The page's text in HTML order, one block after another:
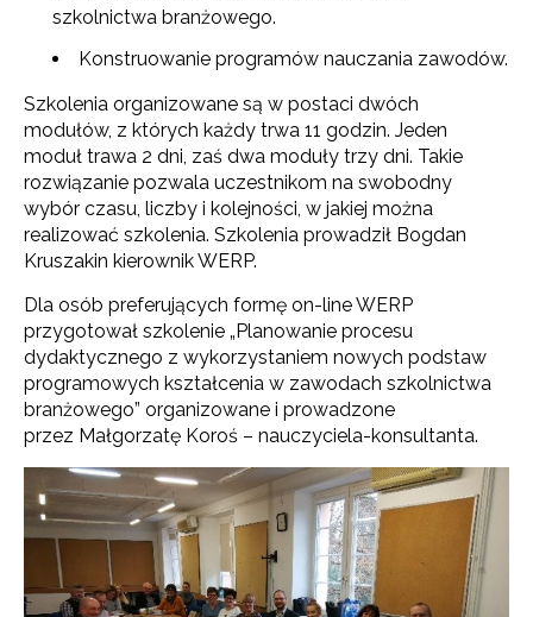
szkolnictwa branżowego.
Konstruowanie programów nauczania zawodów.
Szkolenia organizowane są w postaci dwóch
modułów, z których każdy trwa 11 godzin. Jeden
moduł trawa 2 dni, zaś dwa moduły trzy dni. Takie
rozwiązanie pozwala uczestnikom na swobodny
wybór czasu, liczby i kolejności, w jakiej można
realizować szkolenia. Szkolenia prowadził Bogdan
Kruszakin kierownik WERP.
Dla osób preferujących formę on-line WERP
przygotował szkolenie „Planowanie procesu
dydaktycznego z wykorzystaniem nowych podstaw
programowych kształcenia w zawodach szkolnictwa
branżowego” organizowane i prowadzone
przez Małgorzatę Koroś – nauczyciela-konsultanta.